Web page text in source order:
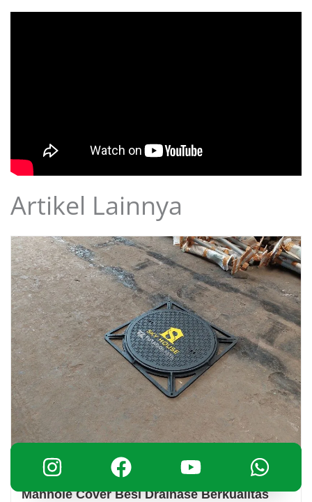
Artikel Lainnya
March 15, 2025
Manhole Cover Besi Drainase Berkualitas